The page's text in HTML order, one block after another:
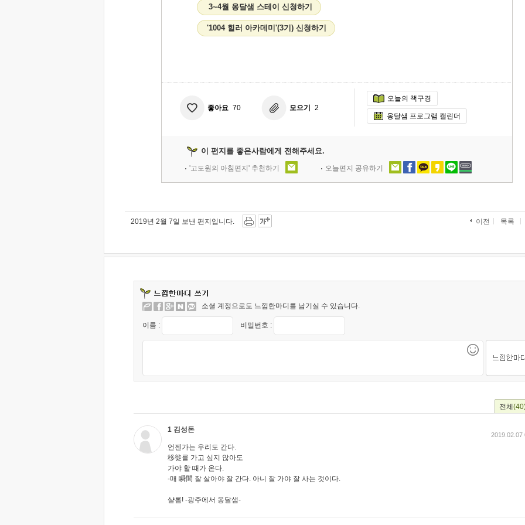
3~4월 옹달샘 스테이 신청하기
'1004 힐러 아카데미'(3기) 신청하기
좋아요 70 모으기 2
오늘의 책구경
옹달샘 프로그램 캘린더
이 편지를 좋은사람에게 전해주세요.
'고도원의 아침편지' 추천하기 오늘편지 공유하기
2019년 2월 7일 보낸 편지입니다. 이전 목록
소셜 계정으로도 느낌한마디를 남기실 수 있습니다.
이름 : 비밀번호 :
전체
1 김성돈
언젠가는 우리도 간다.
移徙를 가고 싶지 않아도
가야 할 때가 온다.
-매 瞬間 잘 살아야 잘 간다. 아니 잘 가야 잘 사는 것이다.
샬롬! -광주에서 옹달샘-
2019.02.07